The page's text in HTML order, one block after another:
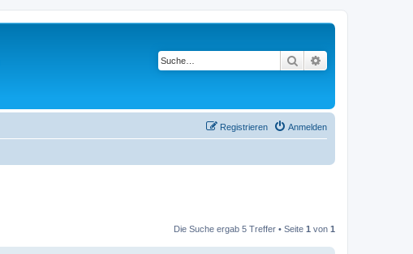
Suche
Anmelden
Registrieren
Die Suche ergab 5 Treffer • Seite 1 von 1